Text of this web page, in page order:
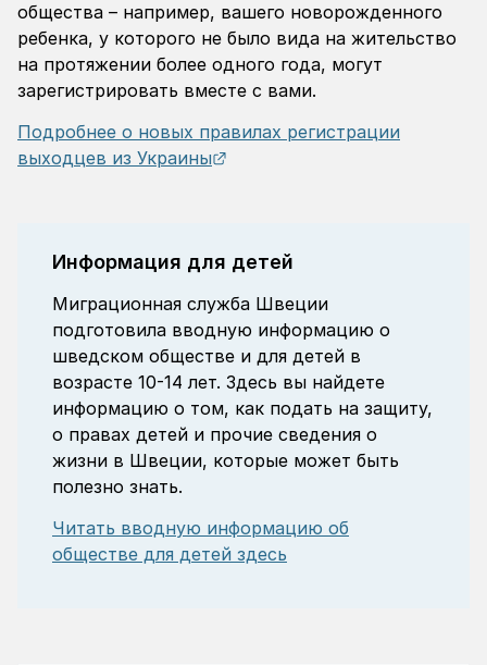
общества – например, вашего новорожденного
ребенка, у которого не было вида на жительство
на протяжении более одного года, могут
зарегистрировать вместе с вами.
Подробнее о новых правилах регистрации
выходцев из Украины
Информация для детей
Миграционная служба Швеции
подготовила вводную информацию о
шведском обществе и для детей в
возрасте 10-14 лет. Здесь вы найдете
информацию о том, как подать на защиту,
о правах детей и прочие сведения о
жизни в Швеции, которые может быть
полезно знать.
Читать вводную информацию об
обществе для детей здесь